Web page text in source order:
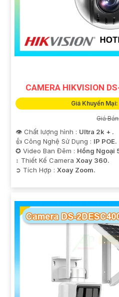
CAMERA HIKVISION
Giá Khuyến
Giá
👁 Chất lượng hình : Ultra 2k + .
👍 Công Nghệ Sử Dụng : IP POE.
✪ Video Ban Đêm : Hồng Ngoại
↕️ Thiết Kế Camera Xoay 360.
️➲ Tích Hợp : Xoay Zoom.